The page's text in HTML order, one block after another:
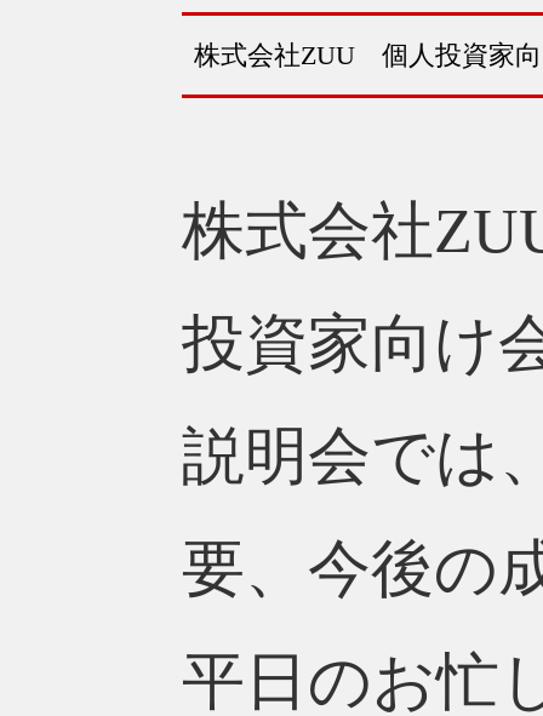
株式会社ZUU 個人投資家
株式会社
投資家向け
説明会では
要、今後の
平日のお忙